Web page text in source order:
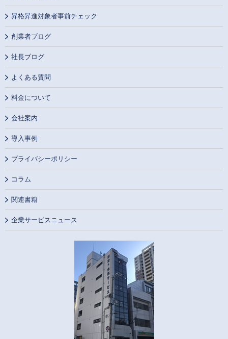
昇格昇進対象者事前チェック
創業者ブログ
社長ブログ
よくある質問
料金について
会社案内
導入事例
プライバシーポリシー
コラム
関連書籍
企業サービスニュース